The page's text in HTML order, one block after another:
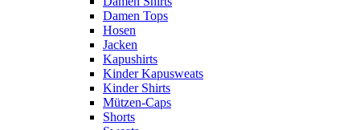
Damen Tops
Hosen
Jacken
Kapushirts
Kinder Kapusweats
Kinder Shirts
Mützen-Caps
Shorts